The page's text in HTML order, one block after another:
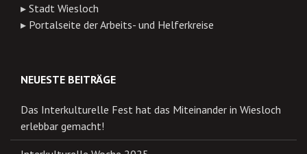
▸ Stadt Wiesloch
▸ Portalseite der Arbeits- und Helferkreise
NEUESTE BEITRÄGE
Das Interkulturelle Fest hat das Miteinander in Wiesloch
erlebbar gemacht!